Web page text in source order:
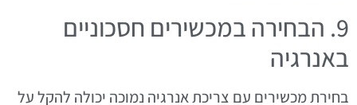
9. הבחירה במכשירים חסכוניים
באנרגיה
בחירת מכשירים עם צריכת אנרגיה נמוכה יכולה להקל על